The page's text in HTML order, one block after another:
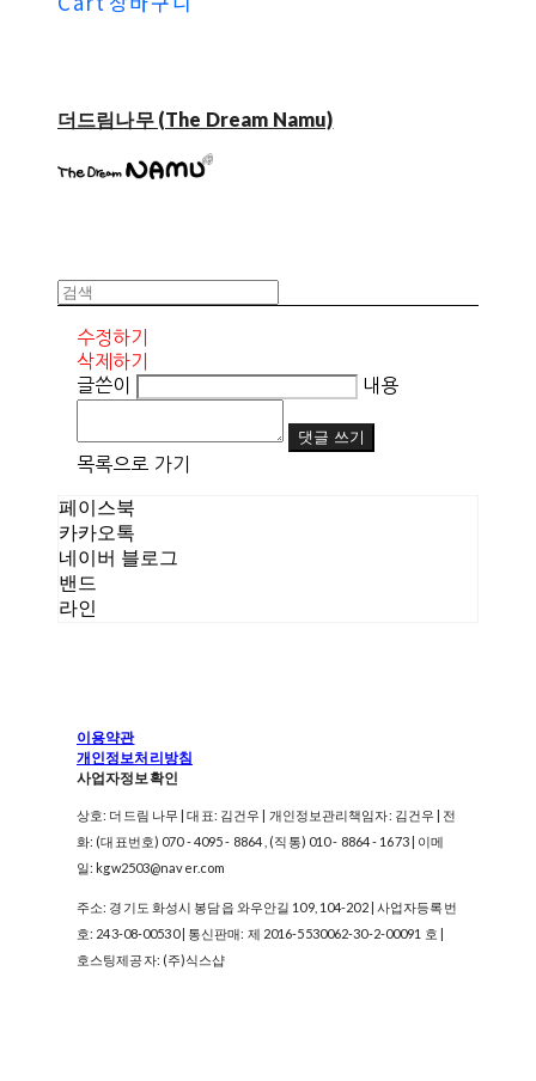
더드림나무 (The Dream Namu)
수정하기
삭제하기
글쓴이
내용
댓글 쓰기
목록으로 가기
페이스북
카카오톡
네이버 블로그
밴드
라인
이용약관
개인정보처리방침
사업자정보확인
상호: 더드림 나무 | 대표: 김건우 | 개인정보관리책임자: 김건우 | 전
화: (대표번호) 070 - 4095 - 8864 , (직통) 010 - 8864 - 1673 | 이메
일: kgw2503@naver.com
주소: 경기도 화성시 봉담읍 와우안길 109, 104-202 | 사업자등록번
호: 243-08-00530| 통신판매: 제 2016-5530062-30-2-00091 호 |
호스팅제공자: (주)식스샵